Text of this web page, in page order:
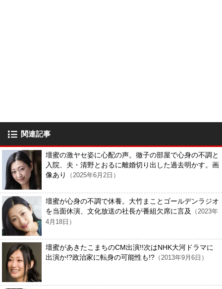
関連記事
壇蜜の激ヤセ姿に心配の声。徹子の部屋で心身の不調と
入院、夫・清野とおるに離婚切り出した過去明かす。画
像あり
（2025年6月2日）
壇蜜が心身の不調で休養。大竹まことゴールデンラジオ
を当面休演、文化放送の社長が番組欠席に言及
（2023年
4月18日）
壇蜜があきたこまちのCM出演!!次はNHK大河ドラマに
出演か!?政治家に転身の可能性も!? （2013年9月6日）